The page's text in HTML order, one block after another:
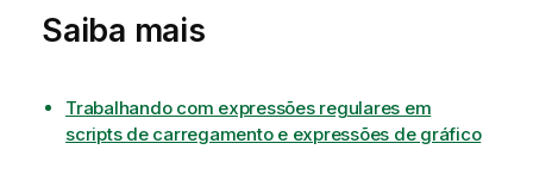
Saiba mais
Trabalhando com expressões regulares em
scripts de carregamento e expressões de gráfico